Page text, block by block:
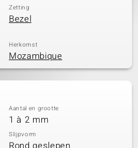
Zetting
Bezel
Herkomst
Mozambique
Aantal en grootte
1 à 2 mm
Slijpvorm